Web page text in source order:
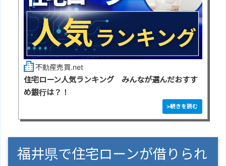
不動産売買.net
住宅ローン人気ランキング みんなが選んだおすす
め銀行は？！
福井県で住宅ローンが借りられ